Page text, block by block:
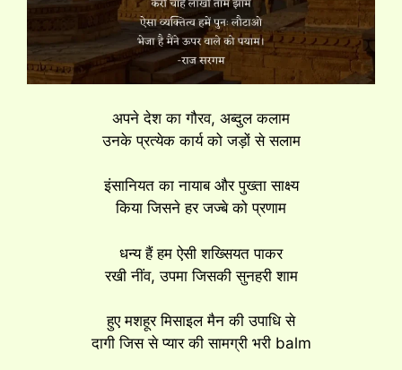
अपने देश का गौरव, अब्दुल कलाम
उनके प्रत्येक कार्य को जड़ों से सलाम
इंसानियत का नायाब और पुख्ता साक्ष्य
किया जिसने हर जज्बे को प्रणाम
धन्य हैं हम ऐसी शख्सियत पाकर
रखी नींव, उपमा जिसकी सुनहरी शाम
हुए मशहूर मिसाइल मैन की उपाधि से
दागी जिस से प्यार की सामग्री भरी balm